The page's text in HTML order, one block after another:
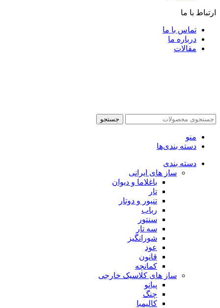
ارتباط با ما
تماس با ما
درباره ما
مقالات
جستجو
منو
دسته بندی‌ها
دسته بندی
ساز های ایرانی
باغلاما و دیوان
تار
تنبور و دوتار
رباب
سنتور
سه تار
شورانگیز
عود
قانون
کمانچه
ساز های کلاسیک خارجی
پیانو
چنگ
کالیمبا